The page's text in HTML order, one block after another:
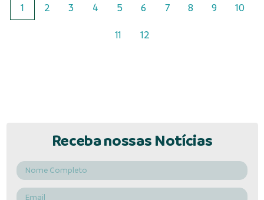
1 2 3 4 5 6 7 8 9 10
11 12
Receba nossas Notícias